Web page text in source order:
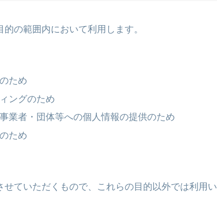
の範囲内において利用します。
ため
ングのため
業者・団体等への個人情報の提供のため
ため
ていただくもので、これらの目的以外では利用い